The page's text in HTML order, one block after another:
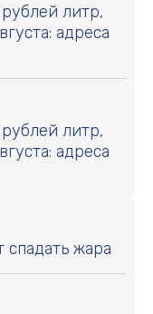
литр,
адреса
литр,
адреса
спадать жара